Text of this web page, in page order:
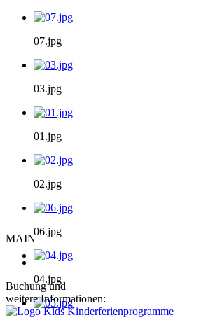
07.jpg
03.jpg
01.jpg
02.jpg
06.jpg
04.jpg
MAIN
Buchung und
weitere Informationen: